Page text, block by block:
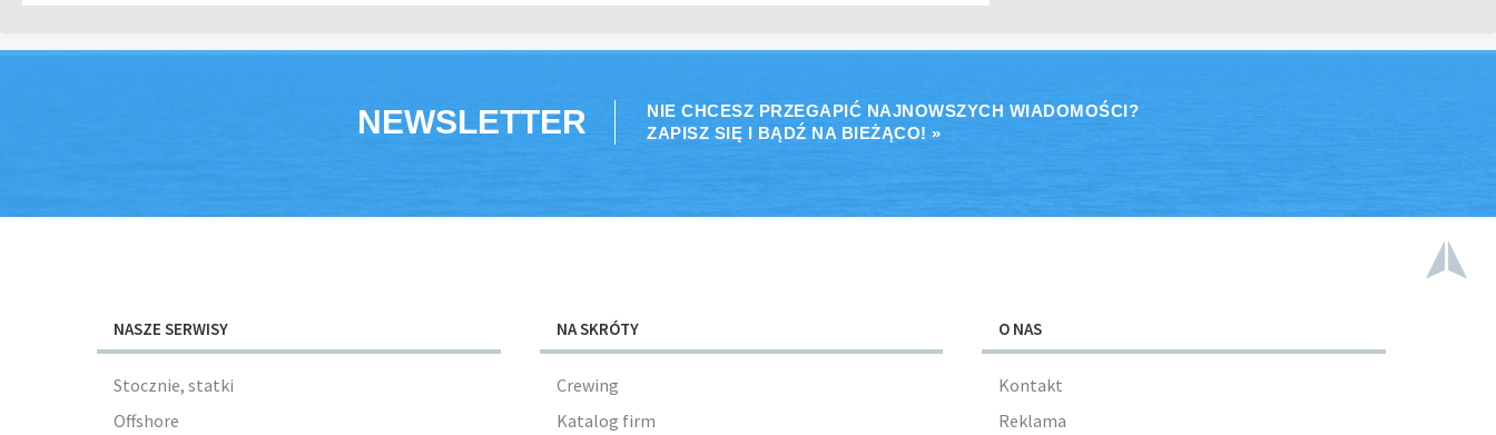
NEWSLETTER
NIE CHCESZ PRZEGAPIĆ NAJNOWSZYCH WIADOMOŚCI?
ZAPISZ SIĘ I BĄDŹ NA BIEŻĄCO! »
NASZE SERWISY
Stocznie, statki
Offshore
NA SKRÓTY
Crewing
Katalog firm
O NAS
Kontakt
Reklama